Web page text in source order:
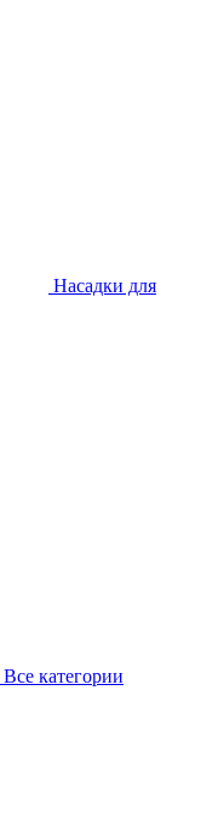
Насадки для
Все категории